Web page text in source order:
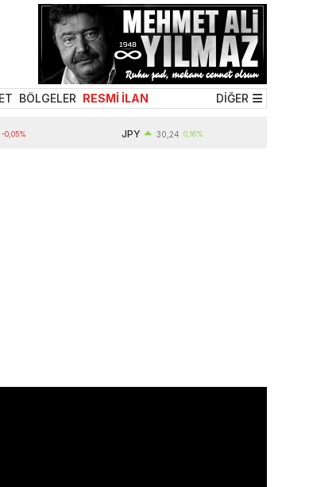
BÖLGELER RESMİ İLAN DİĞER
30,24 0,16%